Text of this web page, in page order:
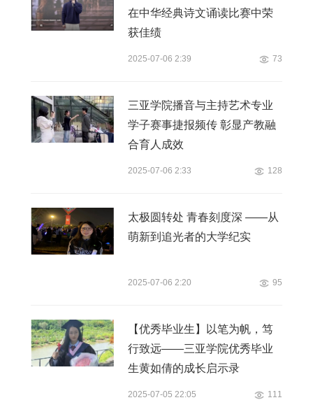
在中华经典诗文诵读比赛中荣
获佳绩
2025-07-06 2:39 73
三亚学院播音与主持艺术专业
学子赛事捷报频传 彰显产教融
合育人成效
2025-07-06 2:33 128
太极圆转处 青春刻度深 ——从
萌新到追光者的大学纪实
2025-07-06 2:20 95
【优秀毕业生】以笔为帆，笃
行致远——三亚学院优秀毕业
生黄如倩的成长启示录
2025-07-05 22:05 111